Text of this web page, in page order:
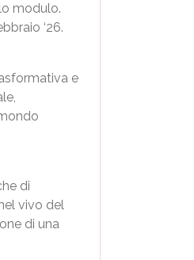
modulo.
‘26.
e
di
vivo del
di una